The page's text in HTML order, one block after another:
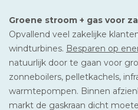
Groene stroom + gas voor
Opvallend veel zakelijke
windturbines. Besparen op
natuurlijk door te gaan voor
zonneboilers, pelletkachels,
warmtepompen. Binnen
markt de gaskraan dicht